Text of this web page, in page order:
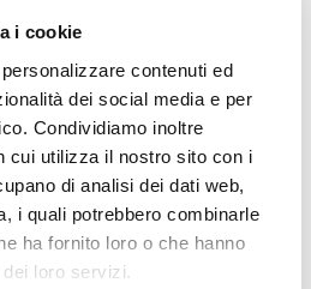
i cookie
contenuti ed
dei social media e per
Condividiamo inoltre
cui utilizza il nostro sito con i
di analisi dei dati web,
i quali potrebbero combinarle
ha fornito loro o che hanno
loro servizi.
prodotti in base alla caratteristica di
sono raccolte le informazioni
con la stessa combinazione di
Identificazione del Pericolo) e di
Code)*.
costruite secondo un formato
sono standardizzate, in modo da
in altre lingue, tra cui
infatti apprezzate e diffuse a